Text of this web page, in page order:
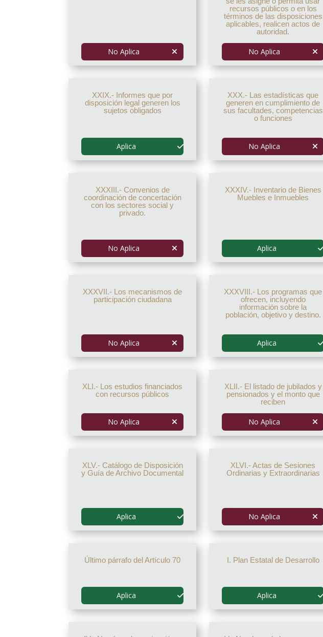
No Aplica
recursos públicos o en los
términos de las disposiciones
aplicables, realicen actos de
autoridad.
No Aplica
XXIX.- Informes que por
disposición legal generen los
sujetos obligados
Aplica
XXX.- Las estadísticas que
generen en cumplimiento de
sus facultades, competencias
o funciones
No Aplica
XXXIII.- Convenios de
coordinación de concertación
con los sectores social y
privado.
No Aplica
XXXIV.- Inventario de Bienes
Muebles e Inmuebles
Aplica
XXXVII.- Los mecanismos de
participación ciudadana
No Aplica
XXXVIII.- Los programas que
ofrecen, incluyendo
información sobre la
población, objetivo y destino.
Aplica
XLI.- Los estudios financiados
con recursos públicos
No Aplica
XLII.- El listado de jubilados y
pensionados y el monto que
reciben
No Aplica
XLV.- Catálogo de Disposición
y Guía de Archivo Documental
Aplica
XLVI.- Actas de Sesiones
Ordinarias y Extraordinarias
No Aplica
Último párrafo del Artículo 70
Aplica
I. Plan Estatal de Desarrollo
Aplica